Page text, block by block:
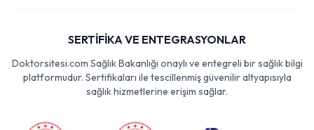
SERTİFİKA VE ENTEGRASYONLAR
Doktorsitesi.com Sağlık Bakanlığı onaylı ve entegreli bir sağlık bilgi
platformudur. Sertifikaları ile tescillenmiş güvenilir altyapısıyla
sağlık hizmetlerine erişim sağlar.